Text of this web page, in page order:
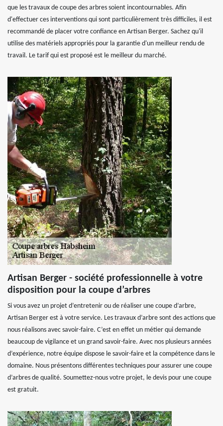
que les travaux de coupe des arbres soient incontournables. Afin
d'effectuer ces interventions qui sont particulièrement très difficiles, il est
recommandé de placer votre confiance en Artisan Berger. Sachez qu'il
utilise des matériels appropriés pour la garantie d'un meilleur rendu de
travail. Le tarif qui est proposé est le meilleur du marché.
Artisan Berger - société professionnelle à votre
disposition pour la coupe d’arbres
Si vous avez un projet d’entretenir ou de réaliser une coupe d’arbre,
Artisan Berger est à votre service. Les travaux d’arbre sont des actions que
nous réalisons avec savoir-faire. C’est en effet un métier qui demande
beaucoup de vigilance et un grand savoir-faire. Avec nos plusieurs années
d’expérience, notre équipe dispose le savoir-faire et la compétence dans le
domaine. Nous présentons différentes techniques pour assurer une coupe
d’arbres de qualité. Soumettez-nous votre projet, le devis pour une coupe
est gratuit.